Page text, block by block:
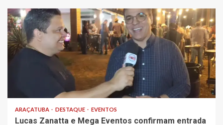
ARAÇATUBA DESTAQUE EVENTOS
Lucas Zanatta e Mega Eventos confirmam entrada